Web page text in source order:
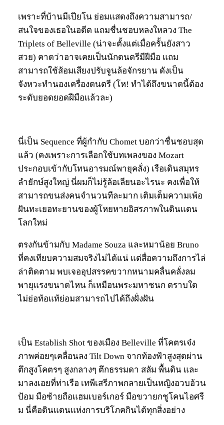
เพราะที่บ้านมีเปียโน ย่อมแสดงถึงความสามารถ/
สนใจของเธอในอดีต แถมชื่นชอบหลงใหลวง The
Triplets of Belleville (น่าจะตั้งแต่เมื่อครั้นยังสาว
สวย) คาดว่าอาจเคยเป็นนักดนตรีมีฝีมือ แถม
สามารถใช้ส้อมเสียงปรับจูนล้อจักรยาน ดังเป็น
จังหวะทำนองเครื่องดนตรี (โห! ทำได้ถึงขนาดนี้ต้อง
ระดับยอดยอดฝีมือแล้วละ)
นี่เป็น Sequence ที่ผู้กำกับ Chomet บอกว่าชื่นชอบสุด
แล้ว (คงเพราะการเลือกใช้บทเพลงของ Mozart
ประกอบเข้ากับโทนอารมณ์พายุคลั่ง) เรือเดินสมุทร
ลำยักษ์สูงใหญ่ นี่ผมก็ไม่รู้ล้อเลียนอะไรนะ คงเพื่อให้
สามารถขนส่งคนจำนวนทีละมาก เติมเต็มความเพ้อ
ฝันทะเยอทะยานของผู้โหยหายอิสรภาพในดินแดน
โลกใหม่
ตรงกันข้ามกับ Madame Souza และหมาน้อย Bruno
ที่คงเทียบความสมจริงไม่ได้แน่ แต่สื่อความถึงการไล่
ล่าติดตาม พบเจออุปสรรคขวากหนามคลื่นคลั่งลม
พายุแรงขนาดไหน ก็เหมือนพระมหาชนก ตราบใด
ไม่ย่อท้อแท้ย่อมสามารถไปได้ถึงฝั่งฝัน
เป็น Establish Shot ของเมือง Belleville ที่โคตรเจ๋ง
ภาพค่อยๆเคลื่อนลง Tilt Down จากท้องฟ้าสูงสุดผ่าน
ตึกสูงโคตรๆ สูงกลางๆ ตึกธรรมดา สลัม พื้นดิน และ
มาลงเอยที่ท่าเรือ เทพีเสรีภาพกลายเป็นหญิงอวบอ้วน
ป้อม มือซ้ายถือแฮมเบอร์เกอร์ มือขวายกชูโคนไอศรี
ม นี่คือดินแดนแห่งการบริโภคกินได้ทุกสิ่งอย่าง